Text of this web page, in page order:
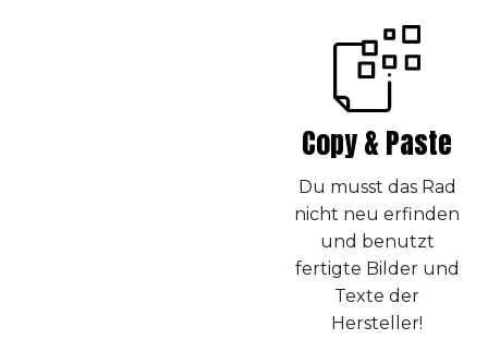
Copy & Paste
Du musst das Rad
nicht neu erfinden
und benutzt
fertigte Bilder und
Texte der
Hersteller!